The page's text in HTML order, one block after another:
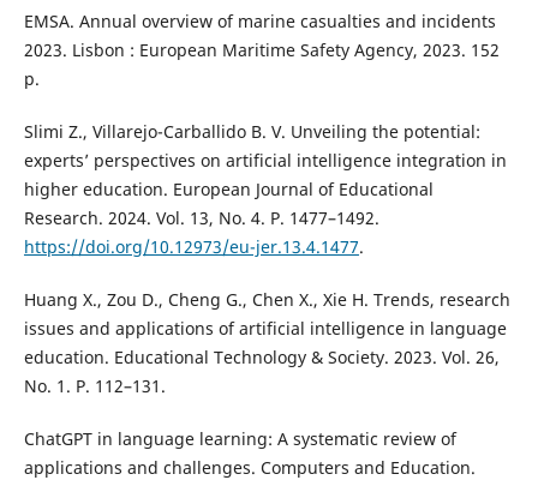
EMSA. Annual overview of marine casualties and incidents
2023. Lisbon : European Maritime Safety Agency, 2023. 152
p.
Slimi Z., Villarejo-Carballido B. V. Unveiling the potential:
experts’ perspectives on artificial intelligence integration in
higher education. European Journal of Educational
Research. 2024. Vol. 13, No. 4. P. 1477–1492.
https://doi.org/10.12973/eu-jer.13.4.1477.
Huang X., Zou D., Cheng G., Chen X., Xie H. Trends, research
issues and applications of artificial intelligence in language
education. Educational Technology & Society. 2023. Vol. 26,
No. 1. P. 112–131.
ChatGPT in language learning: A systematic review of
applications and challenges. Computers and Education.